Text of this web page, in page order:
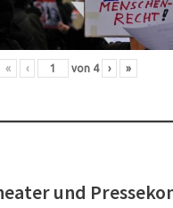
« ‹ von 4 › »
und